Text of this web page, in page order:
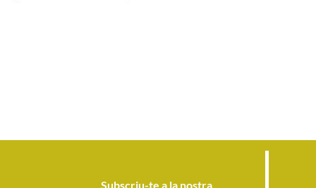
Subscriu-te a la nostra